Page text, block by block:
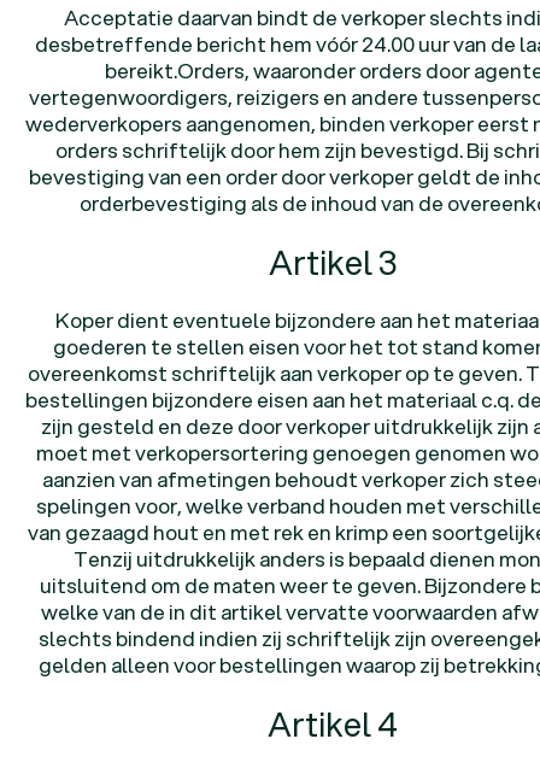
Contact
Contact
Vacatures
Vacatures
Vacatures
Acceptatie daarvan bindt de verkoper slechts
desbetreffende bericht hem vóór 24.00 uur van de
bereikt.Orders, waaronder orders door
vertegenwoordigers, reizigers en andere
wederverkopers aangenomen, binden verkoper eerst
orders schriftelijk door hem zijn bevestigd. Bij
bevestiging van een order door verkoper geldt de
orderbevestiging als de inhoud van de
Artikel 3
Koper dient eventuele bijzondere aan het
goederen te stellen eisen voor het tot stand
overeenkomst schriftelijk aan verkoper op te geven.
bestellingen bijzondere eisen aan het materiaal c.q.
zijn gesteld en deze door verkoper uitdrukkelijk zijn
moet met verkopersortering genoegen genomen
aanzien van afmetingen behoudt verkoper zich
spelingen voor, welke verband houden met
van gezaagd hout en met rek en krimp een
Tenzij uitdrukkelijk anders is bepaald dienen
uitsluitend om de maten weer te geven. Bijzondere
welke van de in dit artikel vervatte voorwaarden
slechts bindend indien zij schriftelijk zijn
gelden alleen voor bestellingen waarop zij
Artikel 4